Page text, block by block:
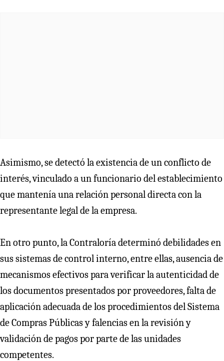
Asimismo, se detectó la existencia de un conflicto de
interés, vinculado a un funcionario del establecimiento
que mantenía una relación personal directa con la
representante legal de la empresa.
En otro punto, la Contraloría determinó debilidades en
sus sistemas de control interno, entre ellas, ausencia de
mecanismos efectivos para verificar la autenticidad de
los documentos presentados por proveedores, falta de
aplicación adecuada de los procedimientos del Sistema
de Compras Públicas y falencias en la revisión y
validación de pagos por parte de las unidades
competentes.